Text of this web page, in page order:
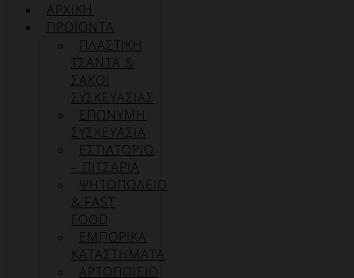
ΑΡΧΙΚΉ
ΠΡΟΪΌΝΤΑ
ΠΛΑΣΤΙΚΗ
ΤΣΑΝΤΑ &
ΣΑΚΟΙ
ΣΥΣΚΕΥΑΣΙΑΣ
ΕΠΏΝΥΜΗ
ΣΥΣΚΕΥΑΣΊΑ
ΕΣΤΙΑΤΟΡΙΟ
– ΠΙΤΣΑΡΙΑ
ΨΗΤΟΠΩΛΕΙΟ
& FAST
FOOD
ΕΜΠΟΡΙΚΑ
ΚΑΤΑΣΤΗΜΑΤΑ
ΑΡΤΟΠΟΙΕΙΟ